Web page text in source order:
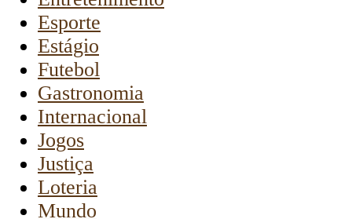
Esporte
Estágio
Futebol
Gastronomia
Internacional
Jogos
Justiça
Loteria
Mundo